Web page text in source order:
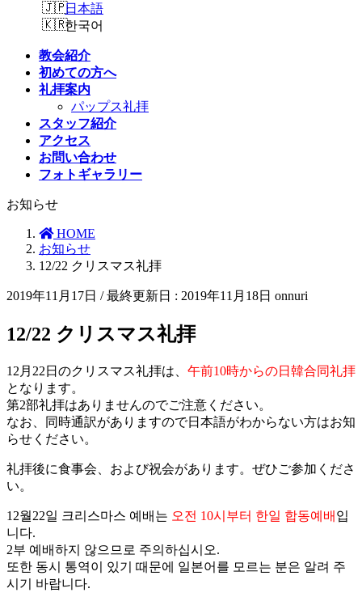
日本語
한국어
教会紹介
初めての方へ
礼拝案内
パップス礼拝
スタッフ紹介
アクセス
お問い合わせ
フォトギャラリー
お知らせ
HOME
お知らせ
12/22 クリスマス礼拝
2019年11月17日 / 最終更新日 : 2019年11月18日 onnuri
12/22 クリスマス礼拝
12月22日のクリスマス礼拝は、 午前10時からの日韓合同礼拝
となります。
第2部礼拝はありませんのでご注意ください。
なお、同時通訳がありますので日本語がわからない方はお知
らせください。
礼拝後に食事会、および祝会があります。ぜひご参加くださ
い。
12월22일 크리스마스 예배는 오전 10시부터 한일 합동예배 입
니다.
2부 예배하지 않으므로 주의하십시오.
또한 동시 통역이 있기 때문에 일본어를 모르는 분은 알려 주
시기 바랍니다.